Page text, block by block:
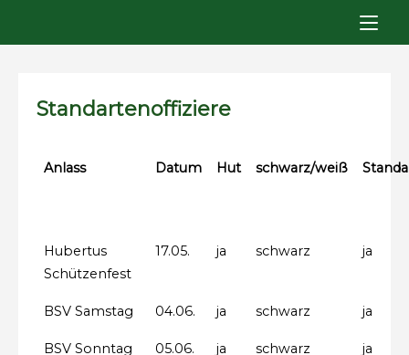
Standartenoffiziere
Anlass Datum Hut schwarz/weiß
Hubertus
Schützenfest
17.05. ja schwarz ja
BSV Samstag 04.06. ja schwarz ja
BSV Sonntag 05.06. ja schwarz ja